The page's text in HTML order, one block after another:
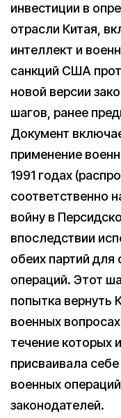
инвестиции в
отрасли Китая,
интеллект и
санкций США
новой версии
шагов, ранее
Документ
применение
1991 годах
соответственно
войну в
впоследствии
обеих партий для
операций. Этот
попытка вернуть
военных
течение которых
присваивала
военных
законодателей.